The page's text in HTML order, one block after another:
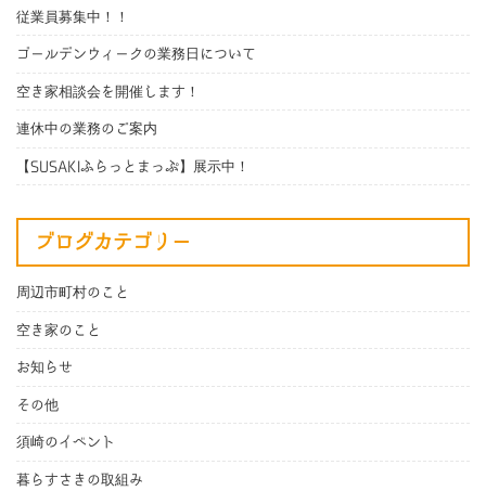
従業員募集中！！
ゴールデンウィークの業務日について
空き家相談会を開催します！
連休中の業務のご案内
【SUSAKIふらっとまっぷ】展示中！
ブログカテゴリー
周辺市町村のこと
空き家のこと
お知らせ
その他
須崎のイベント
暮らすさきの取組み